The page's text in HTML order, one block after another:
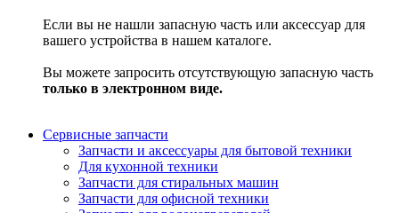
Если вы не нашли запасную часть или аксессуар для
вашего устройства в нашем каталоге.
Вы можете запросить отсутствующую запасную часть
только в электронном виде.
Сервисные запчасти
Запчасти и аксессуары для бытовой техники
Для кухонной техники
Запчасти для стиральных машин
Запчасти для офисной техники